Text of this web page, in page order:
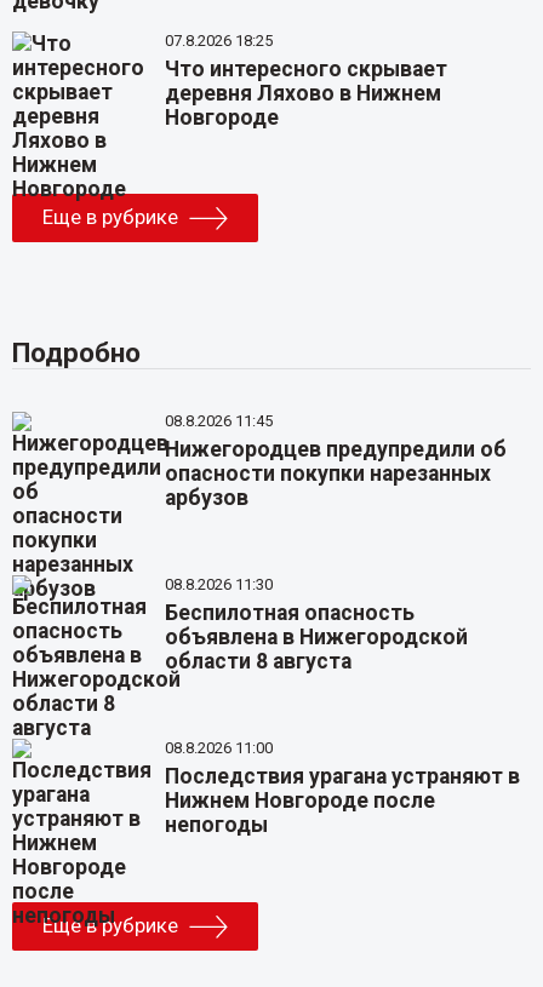
07.8.2026 18:25
Что интересного скрывает
деревня Ляхово в Нижнем
Новгороде
Еще в рубрике
Подробно
08.8.2026 11:45
Нижегородцев предупредили об
опасности покупки нарезанных
арбузов
08.8.2026 11:30
Беспилотная опасность
объявлена в Нижегородской
области 8 августа
08.8.2026 11:00
Последствия урагана устраняют в
Нижнем Новгороде после
непогоды
Еще в рубрике